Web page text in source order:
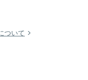
ついて